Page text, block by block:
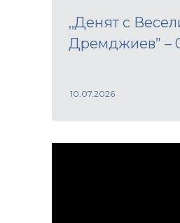
,,Денят с
Дремджиев” –
10.07.2026